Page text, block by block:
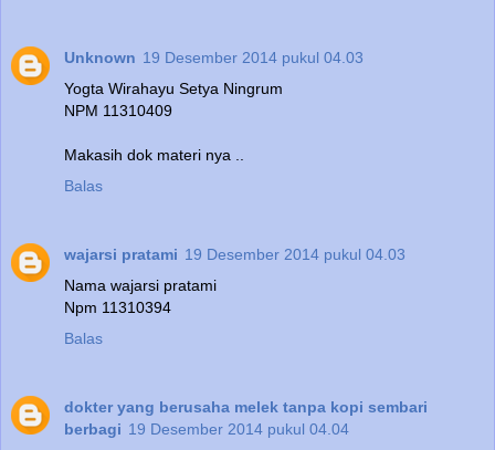
Unknown 19 Desember 2014 pukul 04.03
Yogta Wirahayu Setya Ningrum
NPM 11310409
Makasih dok materi nya ..
Balas
wajarsi pratami 19 Desember 2014 pukul 04.03
Nama wajarsi pratami
Npm 11310394
Balas
dokter yang berusaha melek tanpa kopi sembari
berbagi 19 Desember 2014 pukul 04.04